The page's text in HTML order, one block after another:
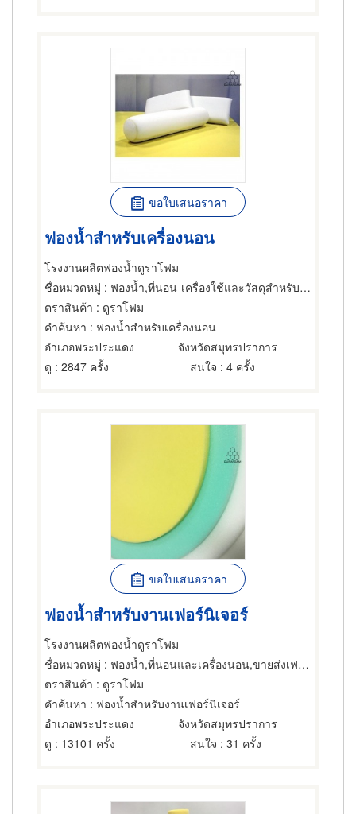
ขอใบเสนอราคา
ฟองน้ำสำหรับเครื่องนอน
โรงงานผลิตฟองน้ำดูราโฟม
ชื่อหมวดหมู่ : ฟองน้ำ,ที่นอน-เครื่องใช้และวัสดุสำหรับผู้ผลิต,ขายส่งและผู้ผลิตที่นอน
ตราสินค้า : ดูราโฟม
คำค้นหา : ฟองน้ำสำหรับเครื่องนอน
อำเภอพระประแดง
จังหวัดสมุทรปราการ
ดู : 2847 ครั้ง สนใจ : 4 ครั้ง
ขอใบเสนอราคา
ฟองน้ำสำหรับงานเฟอร์นิเจอร์
โรงงานผลิตฟองน้ำดูราโฟม
ชื่อหมวดหมู่ : ฟองน้ำ,ที่นอนและเครื่องนอน,ขายส่งเฟอร์นิเจอร์
ตราสินค้า : ดูราโฟม
คำค้นหา : ฟองน้ำสำหรับงานเฟอร์นิเจอร์
อำเภอพระประแดง
จังหวัดสมุทรปราการ
ดู : 13101 ครั้ง สนใจ : 31 ครั้ง